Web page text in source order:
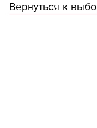
Вернуться к